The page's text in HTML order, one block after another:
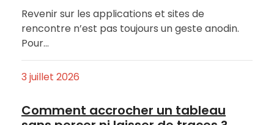
Revenir sur les applications et sites de
rencontre n’est pas toujours un geste anodin.
Pour…
3 juillet 2026
Comment accrocher un tableau